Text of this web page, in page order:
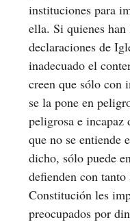
instituciones para
ella. Si quienes
declaraciones de
inadecuado el
creen que sólo con
se la pone en
peligrosa e incapaz
que no se entiende
dicho, sólo puede
defienden con
Constitución les
preocupados por